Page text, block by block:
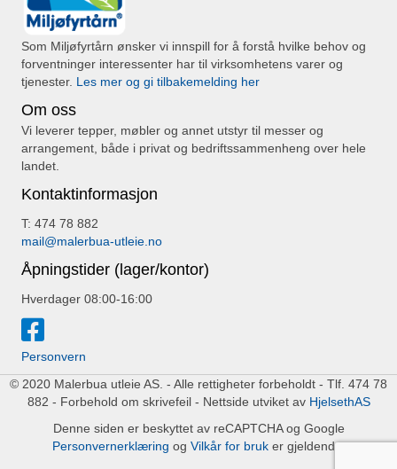
Som Miljøfyrtårn ønsker vi innspill for å forstå hvilke behov og
forventninger interessenter har til virksomhetens varer og
tjenester. Les mer og gi tilbakemelding her
Om oss
Vi leverer tepper, møbler og annet utstyr til messer og
arrangement, både i privat og bedriftssammenheng over hele
landet.
Kontaktinformasjon
T: 474 78 882
mail@malerbua-utleie.no
Åpningstider (lager/kontor)
Hverdager 08:00-16:00
Personvern
© 2020 Malerbua utleie AS. - Alle rettigheter forbeholdt - Tlf. 474 78
882 - Forbehold om skrivefeil - Nettside utviket av HjelsethAS
Denne siden er beskyttet av reCAPTCHA og Google
Personvernerklæring og Vilkår for bruker gjeldende.